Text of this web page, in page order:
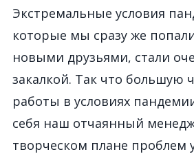
Экстремальные условия
которые мы сразу же
новыми друзьями, стали
закалкой. Так что большую
работы в условиях
себя наш отчаянный
творческом плане проблем